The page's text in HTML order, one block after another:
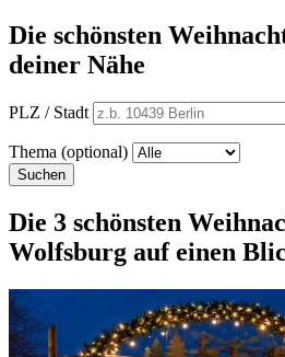
Die schönsten
deiner Nähe
PLZ / Stadt
Thema (optional)
Suchen
Die 3 schönsten
Wolfsburg auf einen